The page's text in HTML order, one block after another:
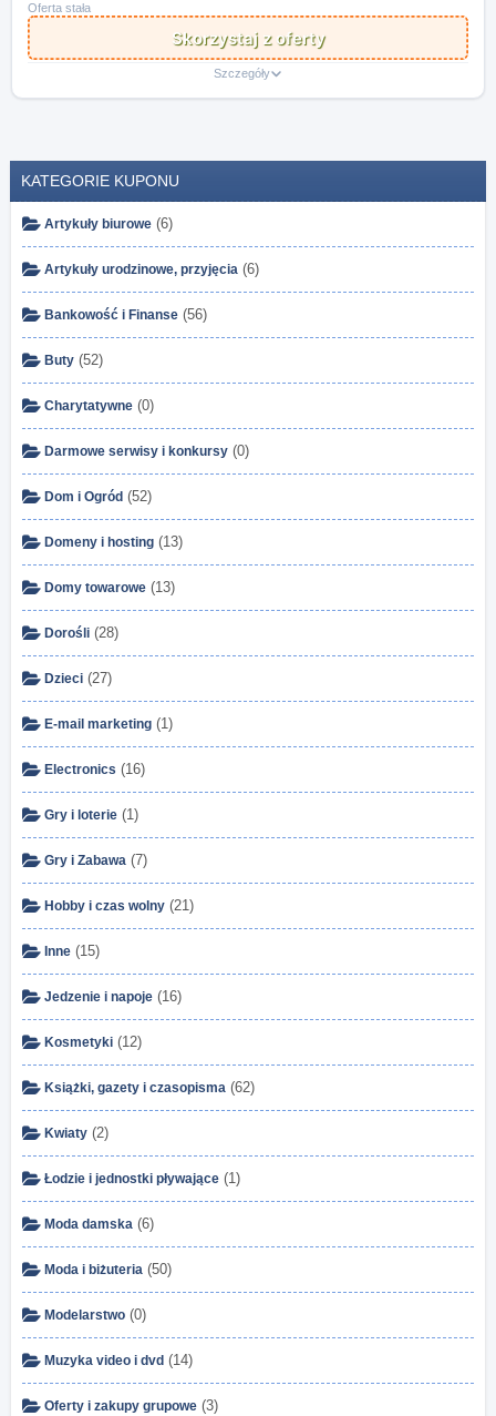
Oferta stała
Skorzystaj z oferty
Szczegóły
KATEGORIE KUPONU
Artykuły biurowe (6)
Artykuły urodzinowe, przyjęcia (6)
Bankowość i Finanse (56)
Buty (52)
Charytatywne (0)
Darmowe serwisy i konkursy (0)
Dom i Ogród (52)
Domeny i hosting (13)
Domy towarowe (13)
Dorośli (28)
Dzieci (27)
E-mail marketing (1)
Electronics (16)
Gry i loterie (1)
Gry i Zabawa (7)
Hobby i czas wolny (21)
Inne (15)
Jedzenie i napoje (16)
Kosmetyki (12)
Książki, gazety i czasopisma (62)
Kwiaty (2)
Łodzie i jednostki pływające (1)
Moda damska (6)
Moda i biżuteria (50)
Modelarstwo (0)
Muzyka video i dvd (14)
Oferty i zakupy grupowe (3)